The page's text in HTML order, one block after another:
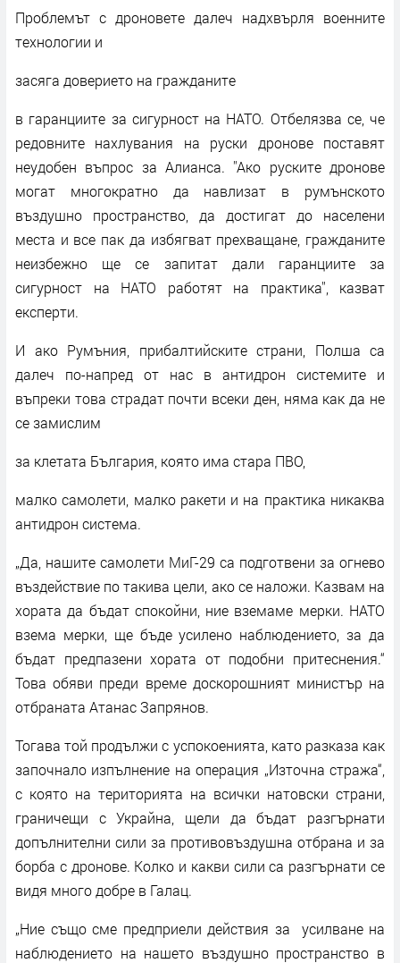
Проблемът с дроновете далеч надхвърля военните
технологии и
засяга доверието на гражданите
в гаранциите за сигурност на НАТО. Отбелязва се, че
редовните нахлувания на руски дронове поставят
неудобен въпрос за Алианса. ''Ако руските дронове
могат многократно да навлизат в румънското
въздушно пространство, да достигат до населени
места и все пак да избягват прехващане, гражданите
неизбежно ще се запитат дали гаранциите за
сигурност на НАТО работят на практика'', казват
експерти.
И ако Румъния, прибалтийските страни, Полша са
далеч по-напред от нас в антидрон системите и
въпреки това страдат почти всеки ден, няма как да не
се замислим
за клетата България, която има стара ПВО,
малко самолети, малко ракети и на практика никаква
антидрон система.
„Да, нашите самолети МиГ-29 са подготвени за огнево
въздействие по такива цели, ако се наложи. Казвам на
хората да бъдат спокойни, ние вземаме мерки. НАТО
взема мерки, ще бъде усилено наблюдението, за да
бъдат предпазени хората от подобни притеснения.“
Това обяви преди време доскорошният министър на
отбраната Атанас Запрянов.
Тогава той продължи с успокоенията, като разказа как
започнало изпълнение на операция „Източна стража“,
с която на територията на всички натовски страни,
граничещи с Украйна, щели да бъдат разгърнати
допълнителни сили за противовъздушна отбрана и за
борба с дронове. Колко и какви сили са разгърнати се
видя много добре в Галац.
„Ние също сме предприели действия за усилване на
наблюдението на нашето въздушно пространство в